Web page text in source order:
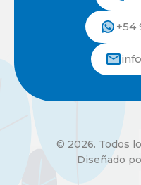
+54
© 2026. Todos
Diseñado